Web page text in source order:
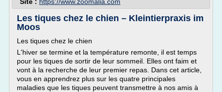
Les tiques chez le chien – Kleintierpraxis im
Moos
Les tiques chez le chien
L'hiver se termine et la température remonte, il est temps
pour les tiques de sortir de leur sommeil. Elles ont faim et
vont à la recherche de leur premier repas. Dans cet article,
vous en apprendrez plus sur les quatre principales
maladies que les tiques peuvent transmettre à nos amis à